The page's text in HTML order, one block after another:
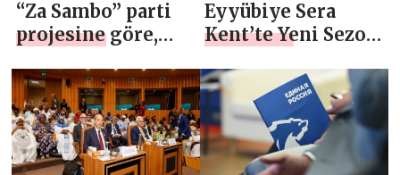
“Za Sambo” parti
projesine göre,
arasında Tüm
Rusya turnuvası
Orel’de başladı
Eyyübiye Sera
Kent’te Yeni Sezon